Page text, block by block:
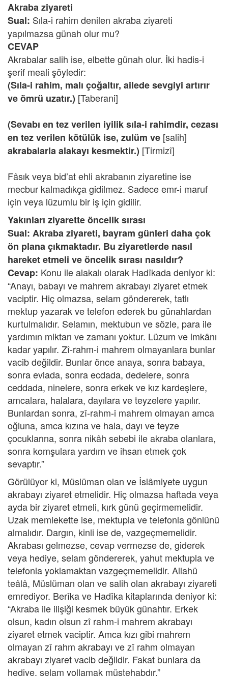
Akraba ziyareti
Sual: Sıla-i rahim denilen akraba ziyareti
yapılmazsa günah olur mu?
CEVAP
Akrabalar salih ise, elbette günah olur. İki hadis-i
şerif meali şöyledir:
(Sıla-i rahim, malı çoğaltır, ailede sevgiyi artırır
ve ömrü uzatır.) [Taberani]
(Sevabı en tez verilen iyilik sıla-i rahimdir, cezası
en tez verilen kötülük ise, zulüm ve [salih]
akrabalarla alakayı kesmektir.) [Tirmizî]
Fâsık veya bid’at ehli akrabanın ziyaretine ise
mecbur kalmadıkça gidilmez. Sadece emr-i maruf
için veya lüzumlu bir iş için gidilir.
Yakınları ziyarette öncelik sırası
Sual: Akraba ziyareti, bayram günleri daha çok
ön plana çıkmaktadır. Bu ziyaretlerde nasıl
hareket etmeli ve öncelik sırası nasıldır?
Cevap: Konu ile alakalı olarak Hadîkada deniyor ki:
“Anayı, babayı ve mahrem akrabayı ziyaret etmek
vaciptir. Hiç olmazsa, selam göndererek, tatlı
mektup yazarak ve telefon ederek bu günahlardan
kurtulmalıdır. Selamın, mektubun ve sözle, para ile
yardımın miktarı ve zamanı yoktur. Lüzum ve imkânı
kadar yapılır. Zî-rahm-i mahrem olmayanlara bunlar
vacib değildir. Bunlar önce anaya, sonra babaya,
sonra evlada, sonra ecdada, dedelere, sonra
ceddada, ninelere, sonra erkek ve kız kardeşlere,
amcalara, halalara, dayılara ve teyzelere yapılır.
Bunlardan sonra, zî-rahm-i mahrem olmayan amca
oğluna, amca kızına ve hala, dayı ve teyze
çocuklarına, sonra nikâh sebebi ile akraba olanlara,
sonra komşulara yardım ve ihsan etmek çok
sevaptır.”
Görülüyor ki, Müslüman olan ve İslâmiyete uygun
akrabayı ziyaret etmelidir. Hiç olmazsa haftada veya
ayda bir ziyaret etmeli, kırk günü geçirmemelidir.
Uzak memlekette ise, mektupla ve telefonla gönlünü
almalıdır. Dargın, kinli ise de, vazgeçmemelidir.
Akrabası gelmezse, cevap vermezse de, giderek
veya hediye, selam göndererek, yahut mektupla ve
telefonla yoklamaktan vazgeçmemelidir. Allahü
teâlâ, Müslüman olan ve salih olan akrabayı ziyareti
emrediyor. Berîka ve Hadîka kitaplarında deniyor ki:
“Akraba ile ilişiği kesmek büyük günahtır. Erkek
olsun, kadın olsun zî rahm-i mahrem akrabayı
ziyaret etmek vaciptir. Amca kızı gibi mahrem
olmayan zî rahm akrabayı ve zî rahm olmayan
akrabayı ziyaret vacib değildir. Fakat bunlara da
hediye, selam yollamak müstehabdır.”